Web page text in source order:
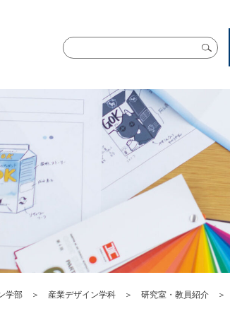
学部 ＞ 産業デザイン学科 ＞ 研究室・教員紹介 ＞